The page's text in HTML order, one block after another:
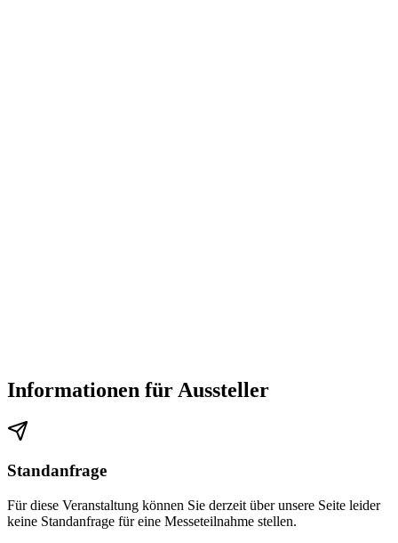
Informationen für Aussteller
Standanfrage
Für diese Veranstaltung können Sie derzeit über unsere Seite leider
keine Standanfrage für eine Messeteilnahme stellen.